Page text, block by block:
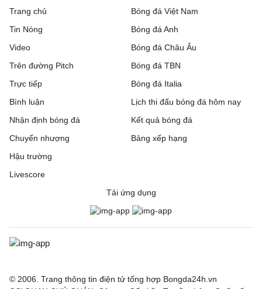
Trang chủ
Tin Nóng
Video
Trên đường Pitch
Trực tiếp
Bóng đá Việt Nam
Bóng đá Anh
Bóng đá Châu Âu
Bóng đá TBN
Bóng đá Italia
Bình luận
Nhận định bóng đá
Chuyển nhượng
Hậu trường
Livescore
Lịch thi đấu bóng đá hôm nay
Kết quả bóng đá
Bảng xếp hạng
Tải ứng dụng
© 2006. Trang thông tin điện tử tổng hợp Bongda24h.vn